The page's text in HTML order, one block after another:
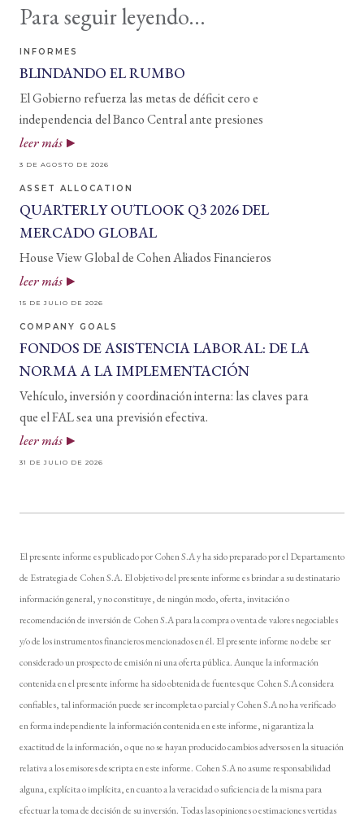
Para seguir leyendo...
INFORMES
BLINDANDO EL RUMBO
El Gobierno refuerza las metas de déficit cero e
independencia del Banco Central ante presiones
leer más
3 DE AGOSTO DE 2026
ASSET ALLOCATION
QUARTERLY OUTLOOK Q3 2026 DEL
MERCADO GLOBAL
House View Global de Cohen Aliados Financieros
leer más
15 DE JULIO DE 2026
COMPANY GOALS
FONDOS DE ASISTENCIA LABORAL: DE LA
NORMA A LA IMPLEMENTACIÓN
Vehículo, inversión y coordinación interna: las claves para
que el FAL sea una previsión efectiva.
leer más
31 DE JULIO DE 2026
El presente informe es publicado por Cohen S.A y ha sido preparado por el Departamento
de Estrategia de Cohen S.A. El objetivo del presente informe es brindar a su destinatario
información general, y no constituye, de ningún modo, oferta, invitación o
recomendación de inversión de Cohen S.A para la compra o venta de valores negociables
y/o de los instrumentos financieros mencionados en él. El presente informe no debe ser
considerado un prospecto de emisión ni una oferta pública. Aunque la información
contenida en el presente informe ha sido obtenida de fuentes que Cohen S.A considera
confiables, tal información puede ser incompleta o parcial y Cohen S.A no ha verificado
en forma independiente la información contenida en este informe, ni garantiza la
exactitud de la información, o que no se hayan producido cambios adversos en la situación
relativa a los emisores descripta en este informe. Cohen S.A no asume responsabilidad
alguna, explícita o implícita, en cuanto a la veracidad o suficiencia de la misma para
efectuar la toma de decisión de su inversión. Todas las opiniones o estimaciones vertidas